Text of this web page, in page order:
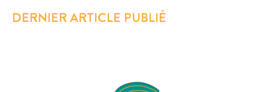
DERNIER ARTICLE PUBLIÉ